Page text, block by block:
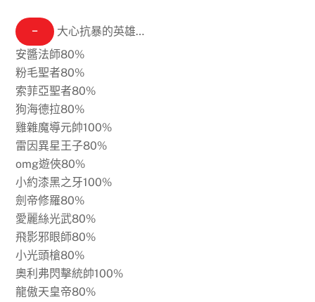
−
大心抗暴的英雄…
安醬法師80%
粉毛聖者80%
索菲亞聖者80%
狗海德拉80%
雞雜魔導元帥100%
雷因異星王子80%
omg遊俠80%
小約漆黑之牙100%
劍帝修羅80%
愛麗絲光武80%
飛影邪眼師80%
小光頭槍80%
奧利弗閃擊統帥100%
龍傲天皇帝80%